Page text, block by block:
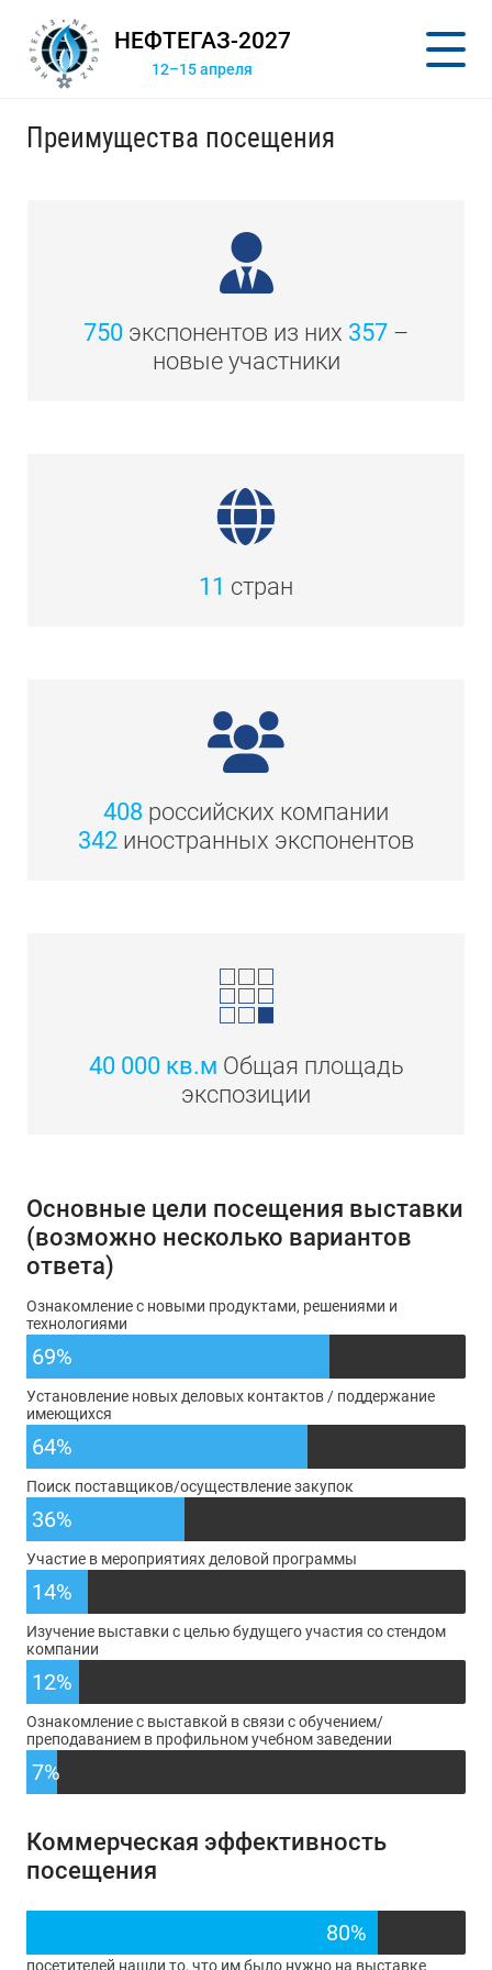
НЕФТЕГАЗ-2027
12–15 апреля
Преимущества посещения
750 экспонентов из них 357 –
новые участники
11 стран
408 российских компании
342 иностранных экспонентов
40 000 кв.м Общая площадь
экспозиции
Основные цели посещения выставки
(возможно несколько вариантов
ответа)
Ознакомление с новыми продуктами, решениями и
технологиями
69%
Установление новых деловых контактов / поддержание
имеющихся
64%
Поиск поставщиков/осуществление закупок
36%
Участие в мероприятиях деловой программы
14%
Изучение выставки с целью будущего участия со стендом
компании
12%
Ознакомление с выставкой в связи с обучением/
преподаванием в профильном учебном заведении
7%
Коммерческая эффективность
посещения
80%
посетителей нашли то, что им было нужно на выставке